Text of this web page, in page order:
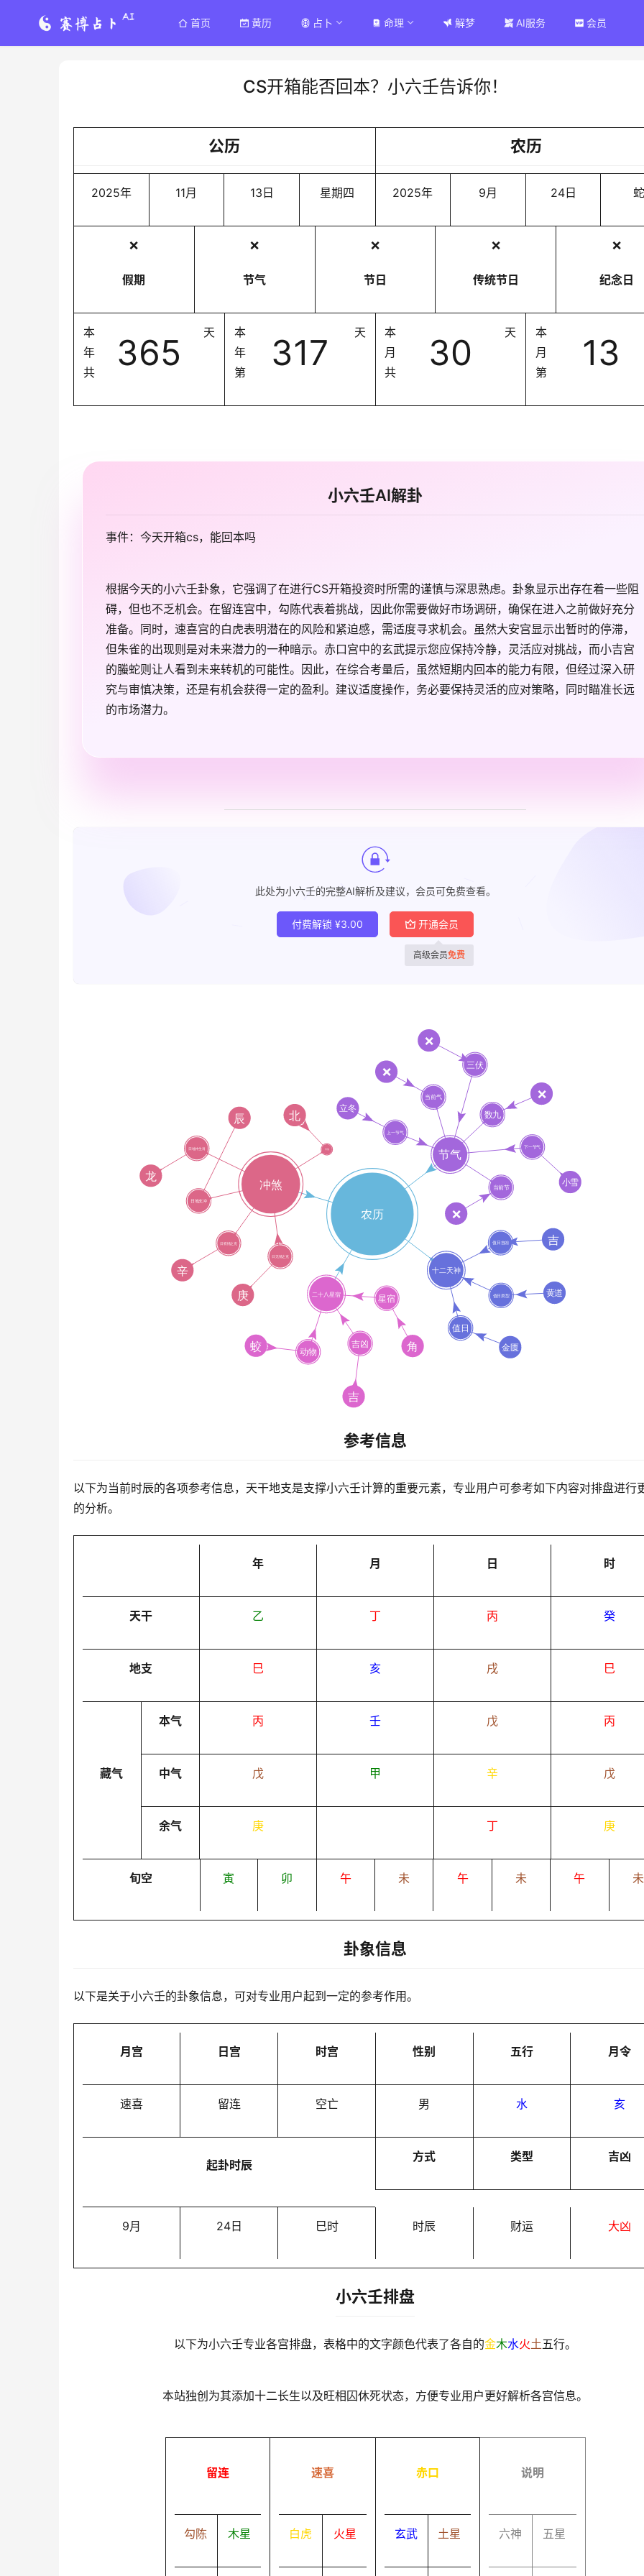
首页 黄历 占卜 命理 解梦 AI服务 会员
CS开箱能否回本？小六壬告诉你！
公历
2025年 11月 13日 星期四
农历
2025年 9月 24日 蛇
❌
假期
❌
节气
❌
节日
❌
传统节日
❌
纪念日
本
年
共
365 天
本
年
第
317 天
本
月
共
30 天
本
月
第
13
小六壬AI解卦
事件：今天开箱cs，能回本吗
根据今天的小六壬卦象，它强调了在进行CS开箱投资时所需的谨慎与深思熟虑。卦象显示出存在着一些阻
碍，但也不乏机会。在留连宫中，勾陈代表着挑战，因此你需要做好市场调研，确保在进入之前做好充分
准备。同时，速喜宫的白虎表明潜在的风险和紧迫感，需适度寻求机会。虽然大安宫显示出暂时的停滞，
但朱雀的出现则是对未来潜力的一种暗示。赤口宫中的玄武提示您应保持冷静，灵活应对挑战，而小吉宫
的螣蛇则让人看到未来转机的可能性。因此，在综合考量后，虽然短期内回本的能力有限，但经过深入研
究与审慎决策，还是有机会获得一定的盈利。建议适度操作，务必要保持灵活的应对策略，同时瞄准长远
的市场潜力。
此处为小六壬的完整AI解析及建议，会员可免费查看。
付费解锁 ¥3.00 开通会员
高级会员免费
参考信息
以下为当前时辰的各项参考信息，天干地支是支撑小六壬计算的重要元素，专业用户可参考如下内容对排盘进行
的分析。
年 月 日 时
天干 乙 丁 丙 癸
地支 巳 亥 戌 巳
本气 丙 壬 戊 丙
藏气 中气 戊 甲 辛 戊
余气 庚 丁 庚
旬空 寅 卯 午 未 午 未 午 未
卦象信息
以下是关于小六壬的卦象信息，可对专业用户起到一定的参考作用。
月宫 日宫 时宫 性别 五行 月令
速喜 留连 空亡 男 水 亥
起卦时辰
方式 类型 吉凶
9月 24日 巳时 时辰 财运 大凶
小六壬排盘
以下为小六壬专业各宫排盘，表格中的文字颜色代表了各自的金木水火土五行。
本站独创为其添加十二长生以及旺相囚休死状态，方便专业用户更好解析各宫信息。
留连
勾陈 木星
速喜
白虎 火星
赤口
玄武 土星
说明
六神 五星